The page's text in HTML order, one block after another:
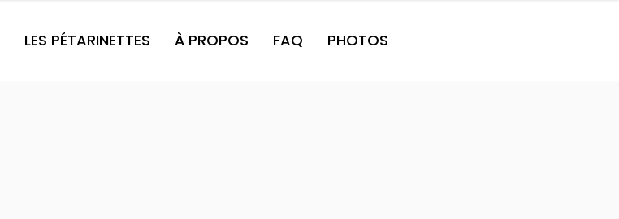
LES PÉTARINETTES À PROPOS FAQ PHOTOS